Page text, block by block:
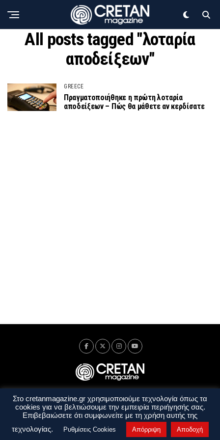
All posts tagged "λοταρία
αποδείξεων"
GREECE
Πραγματοποιήθηκε η πρώτη λοταρία
αποδείξεων – Πώς θα μάθετε αν κερδίσατε
Ταυτότητα Πολιτική Απορρήτου
Όροι Χρήσης
Όροι και Προϋποθέσεις
Στο cretanmagazine.gr χρησιμοποιούμε τεχνολογία όπως τα
cookies για να βελτιώσουμε την εμπειρία περιήγησής σας.
Επιβεβαιώσετε ότι συμφωνείτε με τη χρήση αυτής της
τεχνολογίας.
Ρυθμίσεις Cookies Απόρριψη Αποδοχή